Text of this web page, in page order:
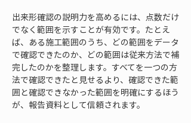
出来形確認の説明力を高めるには、点数だけ
でなく範囲を示すことが有効です。たとえ
ば、ある施工範囲のうち、どの範囲をデータ
で確認できたのか、どの範囲は従来方法で補
完したのかを整理します。すべてを一つの方
法で確認できたと見せるより、確認できた範
囲と確認できなかった範囲を明確にするほう
が、報告資料として信頼されます。